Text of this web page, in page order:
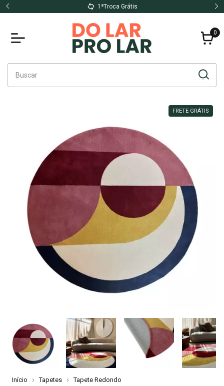
1ªTroca Grátis
0
FRETE GRÁTIS
Início Tapetes Tapete Redondo